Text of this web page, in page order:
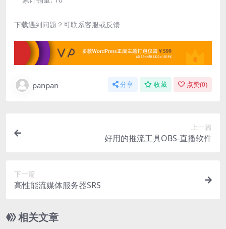
下载遇到问题？可联系客服或反馈
panpan 分享 收藏 点赞(0)
上一篇
好用的推流工具OBS-直播软件
下一篇
高性能流媒体服务器SRS
相关文章